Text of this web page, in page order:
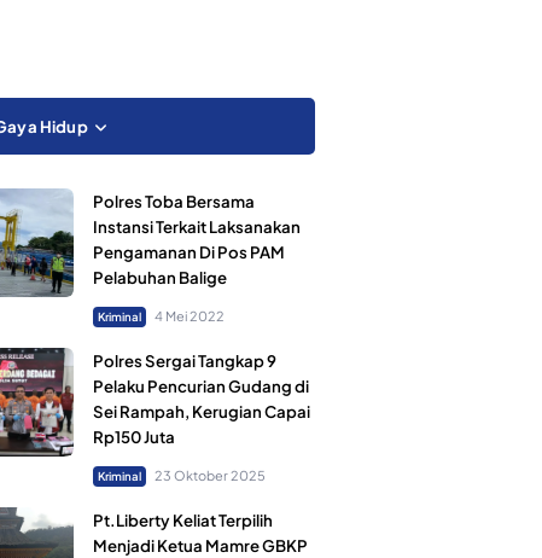
Hidup
Polres Toba Bersama
Instansi Terkait Laksanakan
Pengamanan Di Pos PAM
Pelabuhan Balige
Kriminal 4 Mei 2022
Polres Sergai Tangkap 9
Pelaku Pencurian Gudang di
Sei Rampah, Kerugian Capai
Rp150 Juta
Kriminal 23 Oktober 2025
Pt.Liberty Keliat Terpilih
Menjadi Ketua Mamre GBKP